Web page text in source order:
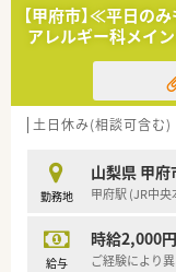
【甲府市】≪平日の
アレルギー科メイ
土日休み(相談可含む)
勤務地
山梨県 甲府
甲府駅 (JR中央
給与
時給2,000
ご経験により